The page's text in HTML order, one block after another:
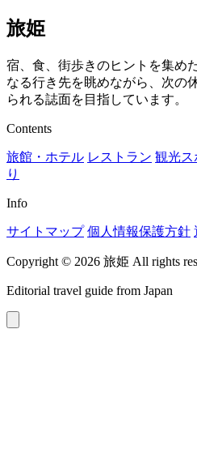
旅姫
宿、食、街歩きのヒントを集め
なる行き先を眺めながら、次の
られる誌面を目指しています。
Contents
旅館・ホテル レストラン 観光ス
り
Info
サイトマップ 個人情報保護方針
Copyright © 2026 旅姫 All rights
Editorial travel guide from Japan